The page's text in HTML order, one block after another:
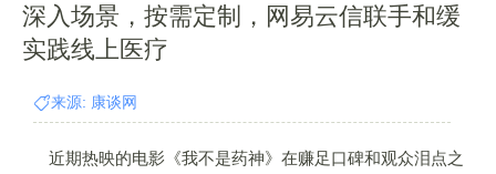
深入场景，按需定制，网易云信联手和缓
实践线上医疗
来源: 康谈网
近期热映的电影《我不是药神》在赚足口碑和观众泪点之